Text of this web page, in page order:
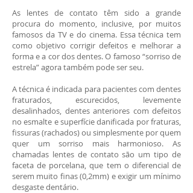
As lentes de contato têm sido a grande
procura do momento, inclusive, por muitos
famosos da TV e do cinema. Essa técnica tem
como objetivo corrigir defeitos e melhorar a
forma e a cor dos dentes. O famoso “sorriso de
estrela” agora também pode ser seu.
A técnica é indicada para pacientes com dentes
fraturados, escurecidos, levemente
desalinhados, dentes anteriores com defeitos
no esmalte e superfície danificada por fraturas,
fissuras (rachados) ou simplesmente por quem
quer um sorriso mais harmonioso. As
chamadas lentes de contato são um tipo de
faceta de porcelana, que tem o diferencial de
serem muito finas (0,2mm) e exigir um mínimo
desgaste dentário.